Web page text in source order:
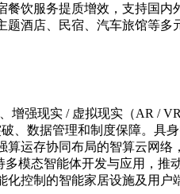
饮服务提质增效，支持国
酒店、民宿、汽车旅馆等多
强现实 / 虚拟现实（AR /
、数据管理和制度保障。具
运存协同布局的智算云网
模态智能体开发与应用，
控制的智能家居设施及用户